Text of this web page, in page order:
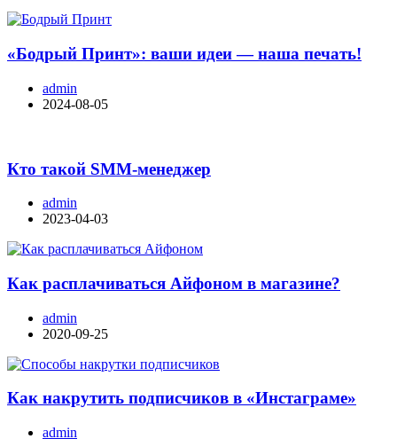
«Бодрый Принт»: ваши идеи — наша печать!
admin
2024-08-05
Кто такой SMM-менеджер
admin
2023-04-03
Как расплачиваться Айфоном в магазине?
admin
2020-09-25
Как накрутить подписчиков в «Инстаграме»
admin